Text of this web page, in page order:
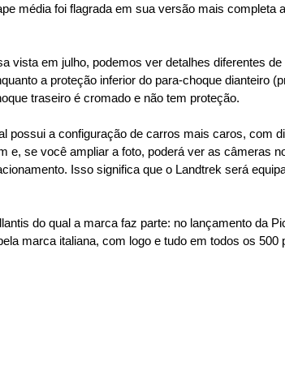
média foi flagrada em sua versão mais completa
vista em julho, podemos ver detalhes diferentes
a proteção inferior do para-choque dianteiro
traseiro é cromado e não tem proteção.
possui a configuração de carros mais caros,
e, se você ampliar a foto, poderá ver as câmeras
Isso significa que o Landtrek será
do qual a marca faz parte: no lançamento da
marca italiana, com logo e tudo em todos os 500